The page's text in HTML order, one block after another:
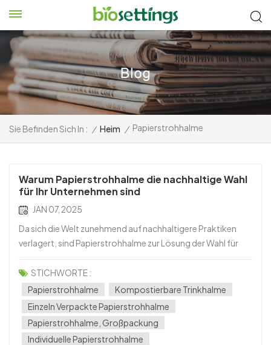
Sie Befinden Sich In : / Heim / Papierstrohhalme
Warum Papierstrohhalme die nachhaltige Wahl
für Ihr Unternehmen sind
JAN 07, 2025
Da sich die Welt zunehmend auf nachhaltigere Praktiken
verlagert, sind Papierstrohhalme zur Lösung der Wahl für
umweltbewusste Unternehmen und Privatpersonen
geworden. Früher als einfache Alternative zu Kunststoff
angesehen, Papierstrohhalme erfreuen sich aufgrund ihrer
biologischen Abbaubarkeit,...
STICHWORTE :
Papierstrohhalme
Kompostierbare Trinkhalme
Einzeln Verpackte Papierstrohhalme
Papierstrohhalme, Großpackung
Individuelle Papierstrohhalme